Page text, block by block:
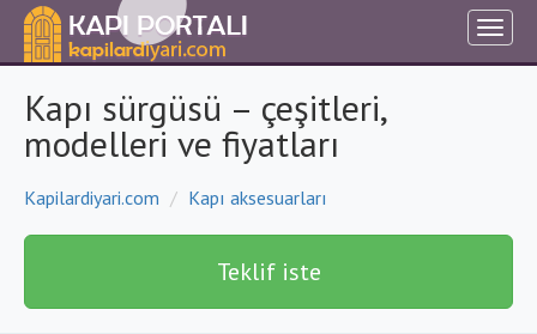
Kapı sürgüsü – çeşitleri,
modelleri ve fiyatları
Kapilardiyari.com Kapı aksesuarları
Teklif iste